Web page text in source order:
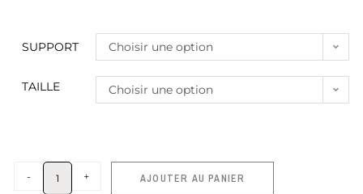
SUPPORT Choisir une option
TAILLE Choisir une option
- + AJOUTER AU PANIER